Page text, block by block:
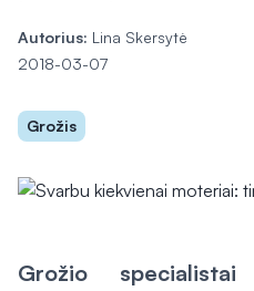
Autorius: Lina Skersytė
2018-03-07
Grožis
Grožio